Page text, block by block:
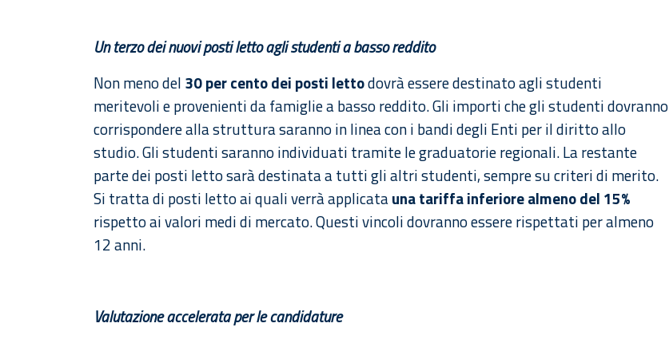
Un terzo dei nuovi posti letto agli studenti a basso reddito
Non meno del 30 per cento dei posti lettodovrà essere destinato agli studenti
meritevoli e provenienti da famiglie a basso reddito. Gli importi che gli studenti dovranno
corrispondere alla struttura saranno in linea con i bandi degli Enti per il diritto allo
studio. Gli studenti saranno individuati tramite le graduatorie regionali. La restante
parte dei posti letto sarà destinata a tutti gli altri studenti, sempre su criteri di merito.
Si tratta di posti letto ai quali verrà applicatauna tariffa inferiore almeno del 15%
rispetto ai valori medi di mercato. Questi vincoli dovranno essere rispettati per almeno
12 anni.
Valutazione accelerata per le candidature